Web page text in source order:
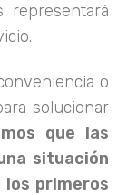
representará
o
solucionar
que las
situación
primeros